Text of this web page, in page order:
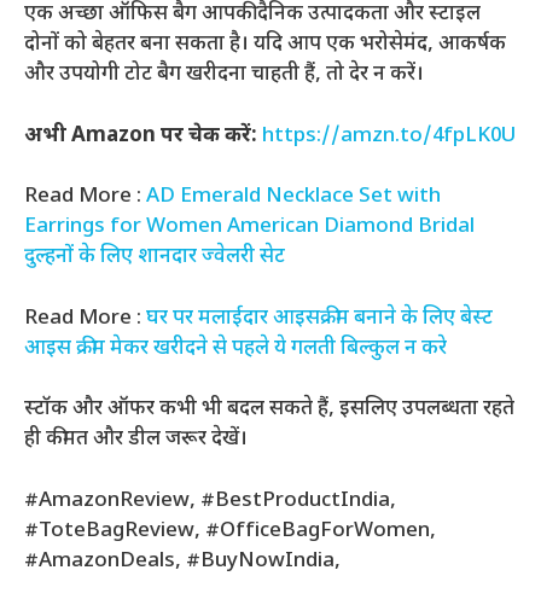
एक अच्छा ऑफिस बैग आपकी दैनिक उत्पादकता और स्टाइल
दोनों को बेहतर बना सकता है। यदि आप एक भरोसेमंद, आकर्षक
और उपयोगी टोट बैग खरीदना चाहती हैं, तो देर न करें।
अभी Amazon पर चेक करें: https://amzn.to/4fpLK0U
Read More : AD Emerald Necklace Set with
Earrings for Women American Diamond Bridal
दुल्हनों के लिए शानदार ज्वेलरी सेट
Read More : घर पर मलाईदार आइसक्रीम बनाने के लिए बेस्ट
आइस क्रीम मेकर खरीदने से पहले ये गलती बिल्कुल न करे
स्टॉक और ऑफर कभी भी बदल सकते हैं, इसलिए उपलब्धता रहते
ही कीमत और डील जरूर देखें।
#AmazonReview, #BestProductIndia,
#ToteBagReview, #OfficeBagForWomen,
#AmazonDeals, #BuyNowIndia,